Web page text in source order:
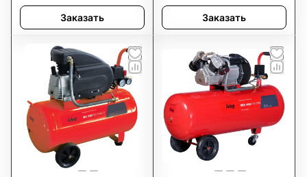
Заказать Заказать